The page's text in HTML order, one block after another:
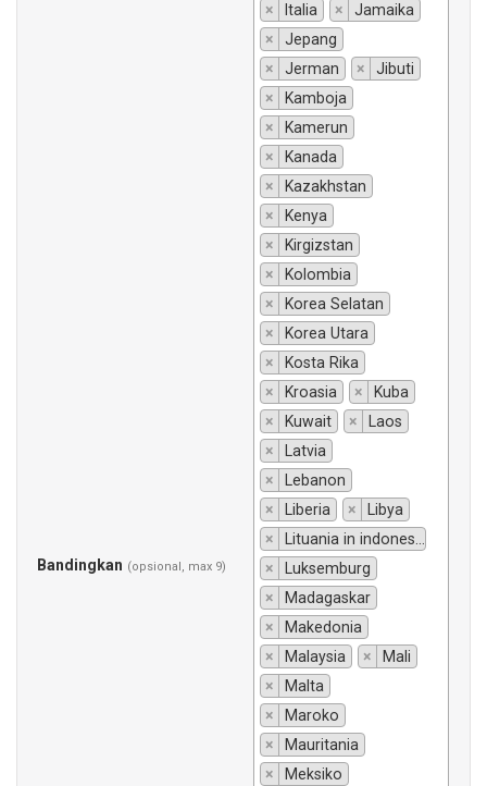
Bandingkan (opsional, max 9)
×
Italia ×
Jamaika
×
Jepang
×
Jerman ×
Jibuti
×
Kamboja
×
Kamerun
×
Kanada
×
Kazakhstan
×
Kenya
×
Kirgizstan
×
Kolombia
×
Korea Selatan
×
Korea Utara
×
Kosta Rika
×
Kroasia ×
Kuba
×
Kuwait ×
Laos
×
Latvia
×
Lebanon
×
Liberia ×
Libya
×
Lituania in indonesiano si traduce "Lituania".
×
Luksemburg
×
Madagaskar
×
Makedonia
×
Malaysia ×
Mali
×
Malta
×
Maroko
×
Mauritania
×
Meksiko